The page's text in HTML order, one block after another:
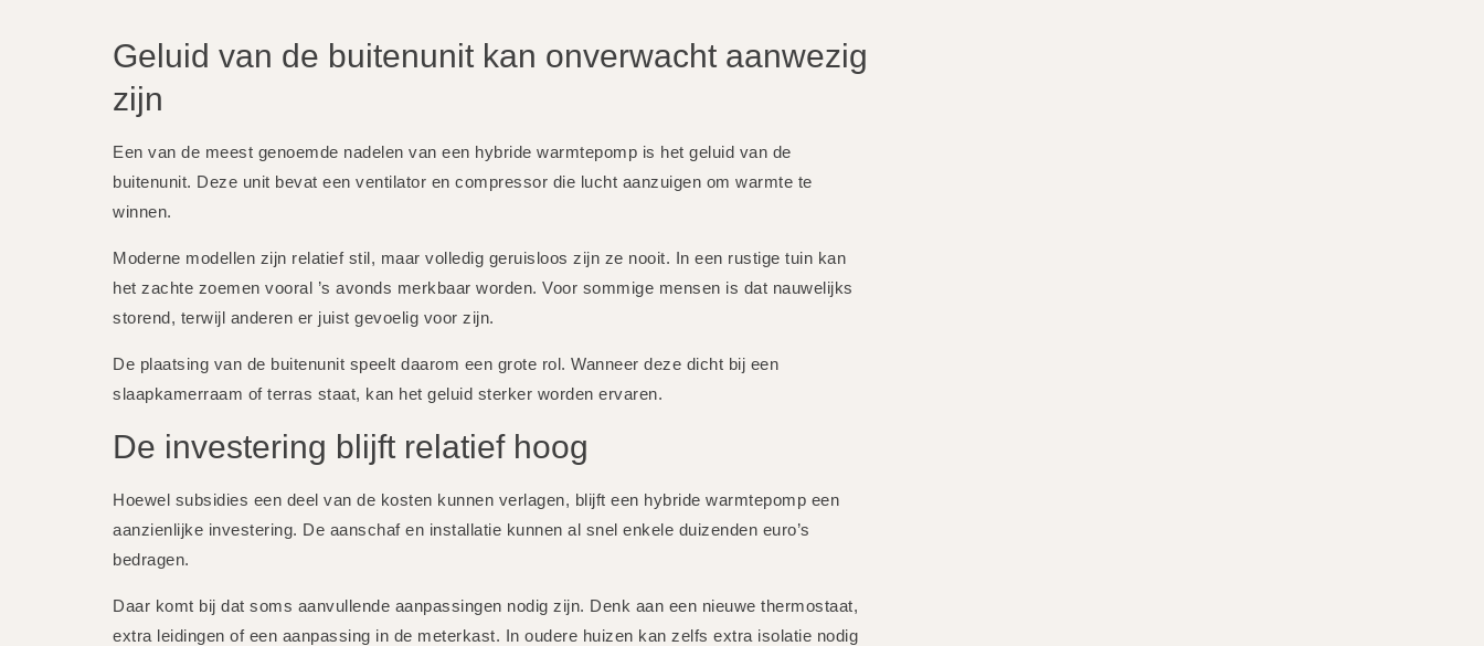
Geluid van de buitenunit kan onverwacht aanwezig
zijn
Een van de meest genoemde nadelen van een hybride warmtepomp is het geluid van de
buitenunit. Deze unit bevat een ventilator en compressor die lucht aanzuigen om warmte te
winnen.
Moderne modellen zijn relatief stil, maar volledig geruisloos zijn ze nooit. In een rustige tuin kan
het zachte zoemen vooral ’s avonds merkbaar worden. Voor sommige mensen is dat nauwelijks
storend, terwijl anderen er juist gevoelig voor zijn.
De plaatsing van de buitenunit speelt daarom een grote rol. Wanneer deze dicht bij een
slaapkamerraam of terras staat, kan het geluid sterker worden ervaren.
De investering blijft relatief hoog
Hoewel subsidies een deel van de kosten kunnen verlagen, blijft een hybride warmtepomp een
aanzienlijke investering. De aanschaf en installatie kunnen al snel enkele duizenden euro’s
bedragen.
Daar komt bij dat soms aanvullende aanpassingen nodig zijn. Denk aan een nieuwe thermostaat,
extra leidingen of een aanpassing in de meterkast. In oudere huizen kan zelfs extra isolatie nodig